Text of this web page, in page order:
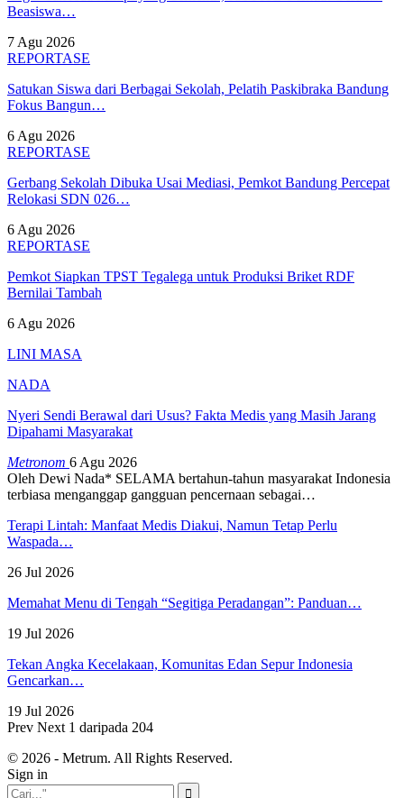
Beasiswa…
7 Agu 2026
REPORTASE
Satukan Siswa dari Berbagai Sekolah, Pelatih Paskibraka Bandung
Fokus Bangun…
6 Agu 2026
REPORTASE
Gerbang Sekolah Dibuka Usai Mediasi, Pemkot Bandung Percepat
Relokasi SDN 026…
6 Agu 2026
REPORTASE
Pemkot Siapkan TPST Tegalega untuk Produksi Briket RDF
Bernilai Tambah
6 Agu 2026
LINI MASA
NADA
Nyeri Sendi Berawal dari Usus? Fakta Medis yang Masih Jarang
Dipahami Masyarakat
Metronom 6 Agu 2026
Oleh Dewi Nada* SELAMA bertahun-tahun masyarakat Indonesia
terbiasa menganggap gangguan pencernaan sebagai…
Terapi Lintah: Manfaat Medis Diakui, Namun Tetap Perlu
Waspada…
26 Jul 2026
Memahat Menu di Tengah “Segitiga Peradangan”: Panduan…
19 Jul 2026
Tekan Angka Kecelakaan, Komunitas Edan Sepur Indonesia
Gencarkan…
19 Jul 2026
Prev Next 1 daripada 204
© 2026 - Metrum. All Rights Reserved.
Sign in